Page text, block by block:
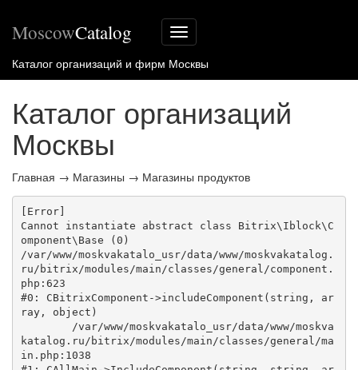
Меню
сайта
MoscowCatalog
Каталог организаций и фирм Москвы
Каталог организаций
Москвы
Главная → Магазины → Магазины продуктов
[Error]
Cannot instantiate abstract class Bitrix\Iblock\C
omponent\Base (0)
/var/www/moskvakatalo_usr/data/www/moskvakatalog.
ru/bitrix/modules/main/classes/general/component.
php:623
#0: CBitrixComponent->includeComponent(string, ar
ray, object)
katalog.ru/bitrix/modules/main/classes/general/ma
in.php:1038